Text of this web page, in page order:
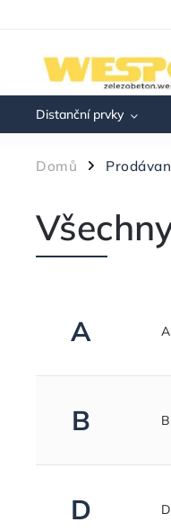
Distanční prvky
Domů /
A
B
D